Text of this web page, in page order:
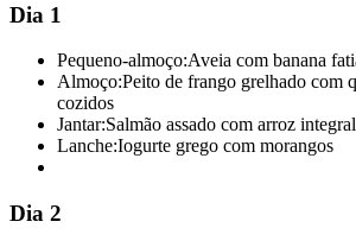
Dia 1
Pequeno-almoço:Aveia com banana
Almoço:Peito de frango grelhado com
cozidos
Jantar:Salmão assado com arroz
Lanche:Iogurte grego com morangos
Dia 2